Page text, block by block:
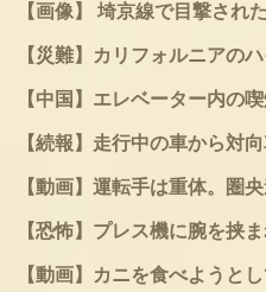
【画像】 埼京線で目撃され
【災難】カリフォルニアの
【中国】エレベーター内の
【続報】走行中の車から対
【動画】運転手は重体。圏
【恐怖】プレス機に腕を挟
【動画】カニを食べようと